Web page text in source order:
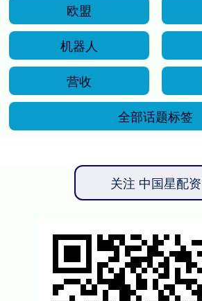
欧盟
机器人
营收
全部话题标签
关注 中国星配资